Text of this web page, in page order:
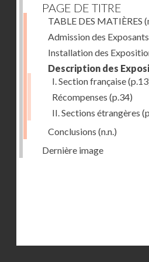
PAGE DE TITRE
TABLE DES MATIÈRES
Admission des Exposants
Installation des
Description des
I. Section française
Récompenses (p.34)
II. Sections étrangères
Conclusions (n.n.)
Dernière image